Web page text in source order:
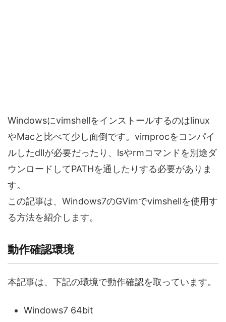
Windowsにvimshellをインストールするのはlinux
やMacと比べて少し面倒です。vimprocをコンパイ
ルしたdllが必要だったり、lsやrmコマンドを別途ダ
ウンロードしてPATHを通したりする必要がありま
す。
この記事は、Windows7のGVimでvimshellを使用す
る方法を紹介します。
動作確認環境
本記事は、下記の環境で動作確認を取っています。
Windows7 64bit